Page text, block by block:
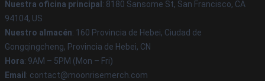
Nuestra oficina principal : 8180 Sansome St, San Francisco, CA
94104, US
Nuestro almacén: 160 Provincia de Hebei, Ciudad de
Gongqingcheng, Provincia de Hebei, CN
Hora: 9AM – 5PM (Mon – Fri)
Email : contact@moonrisemerch.com